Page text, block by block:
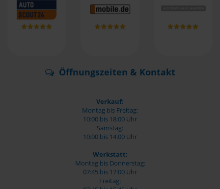
Öffnungszeiten & Kontakt
Verkauf:
Montag bis Freitag:
10:00 bis 18:00 Uhr
Samstag:
10:00 bis 14:00 Uhr
Werkstatt:
Montag bis Donnerstag:
07:45 bis 17:00 Uhr
Freitag: